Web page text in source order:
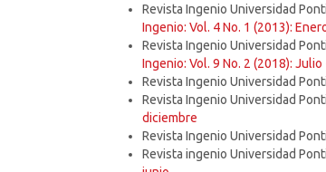
Revista Ingenio Universidad
Ingenio: Vol. 4 No. 1 (2013):
Revista Ingenio Universidad
Ingenio: Vol. 9 No. 2 (2018):
Revista Ingenio Universidad
Revista Ingenio Universidad
diciembre
Revista Ingenio Universidad
Revista ingenio Universidad